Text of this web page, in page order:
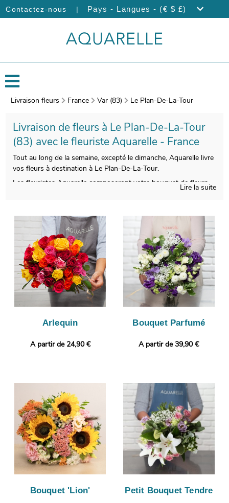
Contactez-nous | Pays - Langues - (€ $ £)
Livraison fleurs France Var (83) Le Plan-De-La-Tour
Livraison de fleurs à Le Plan-De-La-Tour
(83) avec le fleuriste Aquarelle - France
Tout au long de la semaine, excepté le dimanche, Aquarelle livre
vos fleurs à destination à Le Plan-De-La-Tour.
Les fleuristes Aquarelle composeront votre bouquet de fleurs
conçu pour cela, nous prendrons en photo votre bouquet. Cette
image vous est ensuite envoyée afin de vous assurer de la
conformité de votre bouquet de fleurs. C’est alors que sera
organisé son envoi à Le Plan-De-La-Tour. Rendez votre présent
plus original encore en ajoutant gratuitement une photo ou un
message personnalisé.
Lire la suite
Arlequin
A partir de 24,90 €
Bouquet Parfumé
A partir de 39,90 €
Bouquet 'Lion' Petit Bouquet Tendre